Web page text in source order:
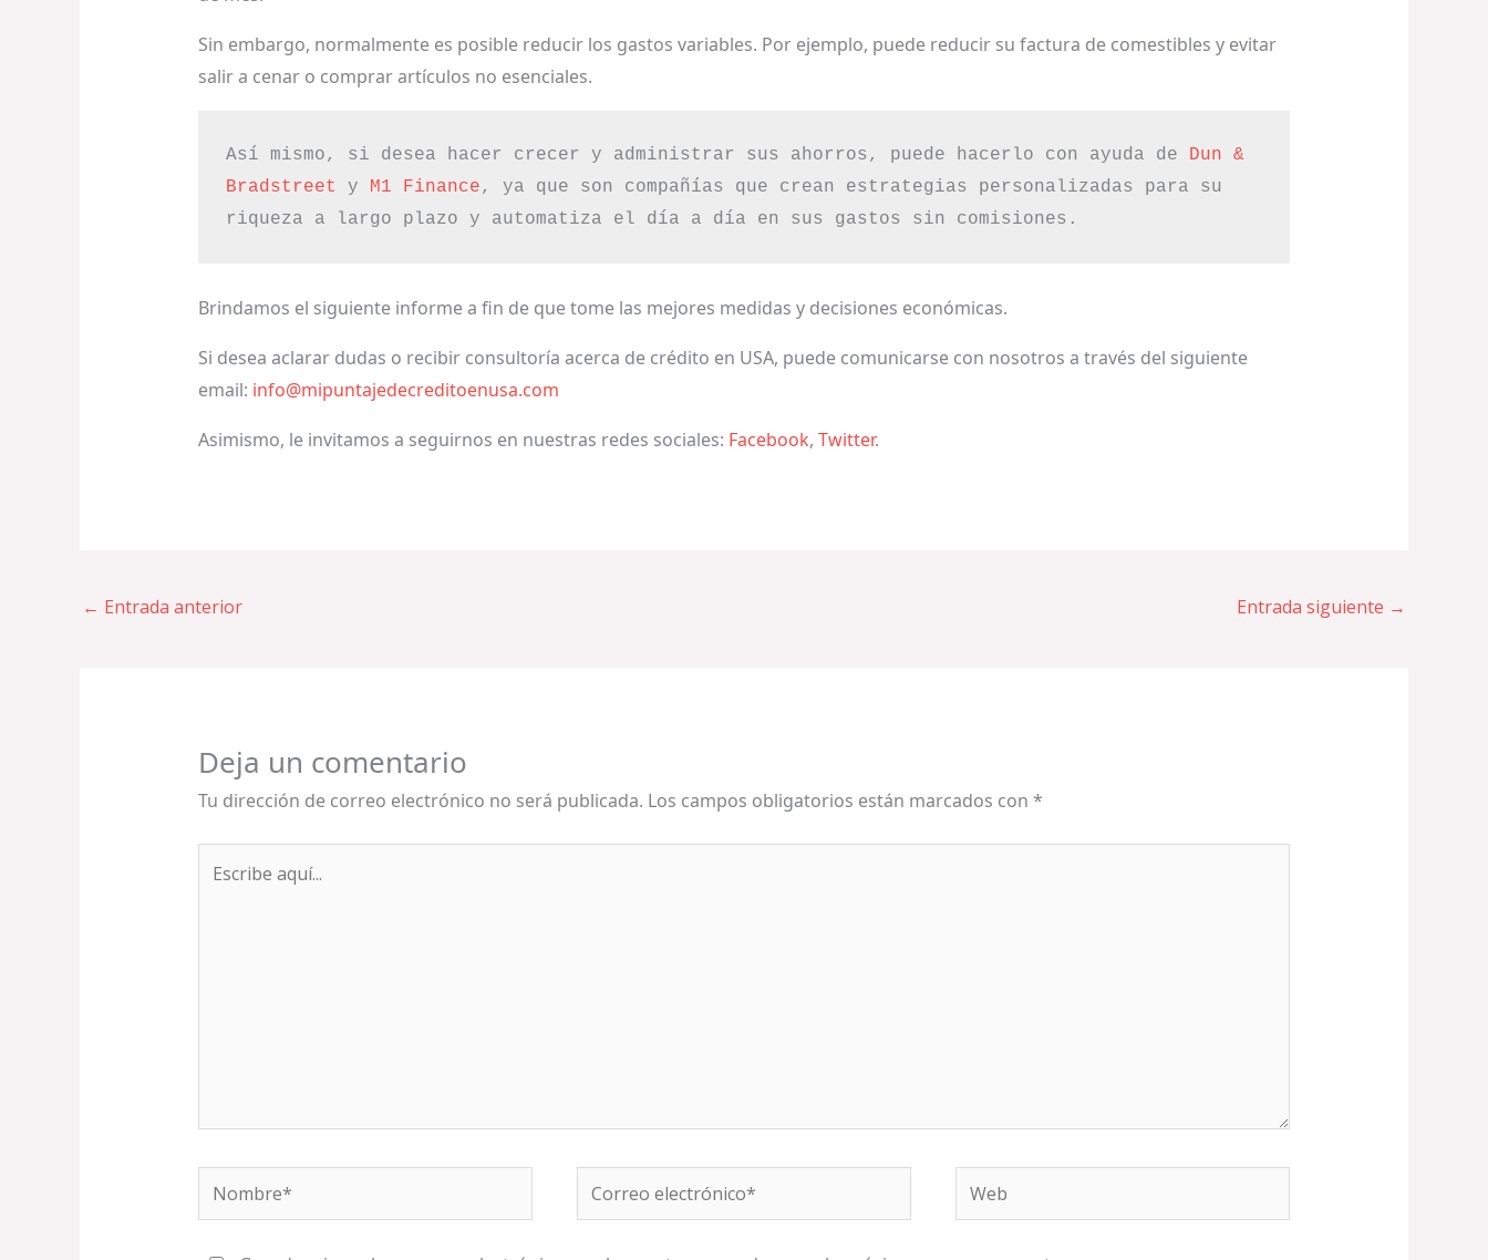
Sin embargo, normalmente es posible reducir los gastos variables. Por ejemplo, puede reducir su factura de comestibles y evitar
salir a cenar o comprar artículos no esenciales.
Así mismo, si desea hacer crecer y administrar sus ahorros, puede hacerlo con ayuda de Dun &
Bradstreet
y M1 Finance, ya que son compañías que crean estrategias personalizadas para su
riqueza a largo plazo y automatiza el día a día en sus gastos sin comisiones.
Brindamos el siguiente informe a fin de que tome las mejores medidas y decisiones económicas.
Si desea aclarar dudas o recibir consultoría acerca de crédito en USA, puede comunicarse con nosotros a través del siguiente
email: info@mipuntajedecreditoenusa.com
Asimismo, le invitamos a seguirnos en nuestras redes sociales: Facebook, Twitter.
← Entrada anterior Entrada siguiente →
Deja un comentario
Tu dirección de correo electrónico no será publicada. Los campos obligatorios están marcados con *
Nombre*
Correo
electrónico*
Web